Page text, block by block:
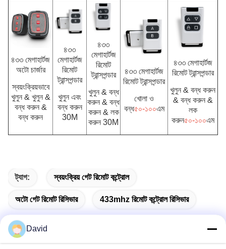
৪৩৩ মেগাহার্টজ
অটো চার্জার
স্বয়ংক্রিয়ভাবে
খুলুন & খুলুন &
বন্ধ করুন &
বন্ধ করুন
৪৩৩
মেগাহার্টজ
রিমোট
ট্রান্সপন্ডার
খুলুন এবং
বন্ধ করুন
30M
৪৩৩
মেগাহার্টজ
রিমোট
ট্রান্সপন্ডার
খুলুন & বন্ধ
করুন & বন্ধ
করুন & লক
করুন 30M
৪৩৩ মেগাহার্টজ
রিমোট ট্রান্সপন্ডার
খোলা ও
বন্ধ৫০-১০০এম
৪৩৩ মেগাহার্টজ
রিমোট ট্রান্সপন্ডার
খুলুন & বন্ধ করুন
& বন্ধ করুন &
লক
করুন৫০-১০০এম
ট্যাগ: স্বয়ংক্রিয় গেট রিমোট কন্ট্রোল
অটো গেট রিমোট রিসিভার 433mhz রিমোট কন্ট্রোল রিসিভার
David